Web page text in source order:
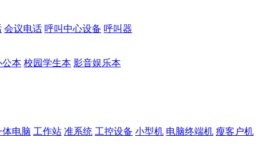
会议电话 呼叫中心设备 呼叫器
公本 校园学生本 影音娱乐本
体电脑 工作站 准系统 工控设备 小型机 电脑终端机 瘦客户机